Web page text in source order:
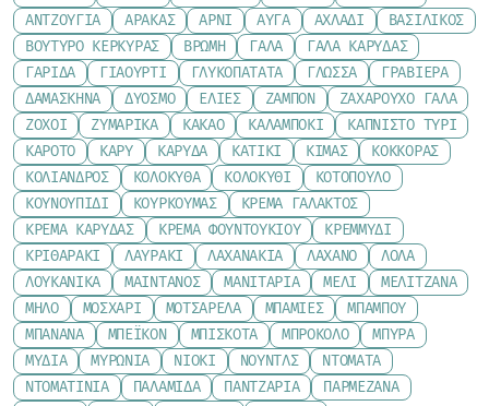
ΑΝΤΖΟΎΓΙΑ
ΑΡΑΚΆΣ ΑΡΝΊ ΑΥΓΆ ΑΧΛΆΔΙ
ΒΑΣΙΛΙΚΌΣ
ΒΟΎΤΥΡΟ ΚΕΡΚΎΡΑΣ
ΒΡΏΜΗ ΓΆΛΑ
ΓΆΛΑ ΚΑΡΎΔΑΣ
ΓΑΡΊΔΑ
ΓΙΑΟΎΡΤΙ ΓΛΥΚΟΠΑΤΆΤΑ ΓΛΏΣΣΑ
ΓΡΑΒΙΈΡΑ
ΔΑΜΆΣΚΗΝΑ
ΔΥΌΣΜΟ ΕΛΙΈΣ ΖΑΜΠΌΝ
ΖΑΧΑΡΟΎΧΟ ΓΆΛΑ
ΖΟΧΟΊ
ΖΥΜΑΡΙΚΆ ΚΑΚΆΟ ΚΑΛΑΜΠΌΚΙ
ΚΑΠΝΙΣΤΌ ΤΥΡΊ
ΚΑΡΌΤΟ
ΚΆΡΥ ΚΑΡΎΔΑ ΚΑΤΊΚΙ ΚΙΜΆΣ
ΚΌΚΚΟΡΑΣ
ΚΌΛΙΑΝΔΡΟΣ
ΚΟΛΟΚΎΘΑ ΚΟΛΟΚΎΘΙ
ΚΟΤΌΠΟΥΛΟ
ΚΟΥΝΟΥΠΊΔΙ
ΚΟΥΡΚΟΥΜΆΣ
ΚΡΈΜΑ ΓΆΛΑΚΤΟΣ
ΚΡΈΜΑ ΚΑΡΎΔΑΣ
ΚΡΈΜΑ ΦΟΥΝΤΟΥΚΙΟΎ
ΚΡΕΜΜΎΔΙ
ΚΡΙΘΑΡΆΚΙ
ΛΑΥΡΆΚΙ ΛΑΧΑΝΆΚΙΑ ΛΆΧΑΝΟ
ΛΌΛΑ
ΛΟΥΚΆΝΙΚΑ
ΜΑΙΝΤΑΝΌΣ ΜΑΝΙΤΆΡΙΑ ΜΈΛΙ
ΜΕΛΙΤΖΆΝΑ
ΜΉΛΟ
ΜΟΣΧΆΡΙ ΜΟΤΣΑΡΈΛΑ ΜΠΆΜΙΕΣ
ΜΠΑΜΠΟΎ
ΜΠΑΝΆΝΑ
ΜΠΈΙΚΟΝ ΜΠΙΣΚΌΤΑ ΜΠΡΌΚΟΛΟ
ΜΠΎΡΑ
ΜΎΔΙΑ
ΜΥΡΏΝΙΑ ΝΙΌΚΙ ΝΟΎΝΤΛΣ
ΝΤΟΜΆΤΑ
ΝΤΟΜΑΤΊΝΙΑ
ΠΑΛΑΜΊΔΑ ΠΑΝΤΖΆΡΙΑ
ΠΑΡΜΕΖΆΝΑ